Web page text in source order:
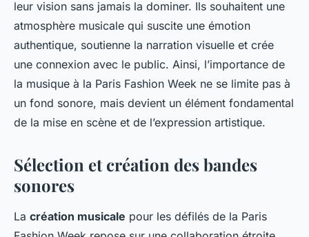
leur vision sans jamais la dominer. Ils souhaitent une
atmosphère musicale qui suscite une émotion
authentique, soutienne la narration visuelle et crée
une connexion avec le public. Ainsi, l’importance de
la musique à la Paris Fashion Week ne se limite pas à
un fond sonore, mais devient un élément fondamental
de la mise en scène et de l’expression artistique.
Sélection et création des bandes
sonores
La création musicale pour les défilés de la Paris